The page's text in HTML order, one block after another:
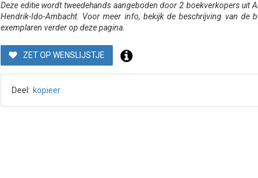
Deze editie wordt tweedehands aangeboden door 2 boekverkopers uit
Hendrik-Ido-Ambacht. Voor meer info, bekijk de beschrijving van de
exemplaren verder op deze pagina.
ZET OP WENSLIJSTJE
Deel: kopieer